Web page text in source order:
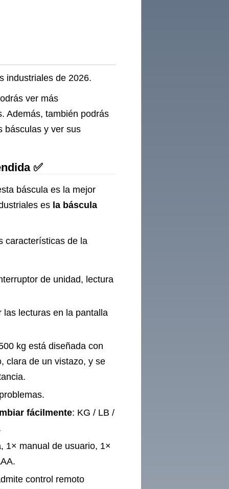
industriales de 2026.
ver más
Además, también podrás
básculas y ver sus
✅
báscula es la mejor
es la báscula
características de la
de unidad, lectura
las lecturas en la pantalla
kg está diseñada con
clara de un vistazo, y se
fácilmente: KG / LB /
1× manual de usuario, 1×
control remoto